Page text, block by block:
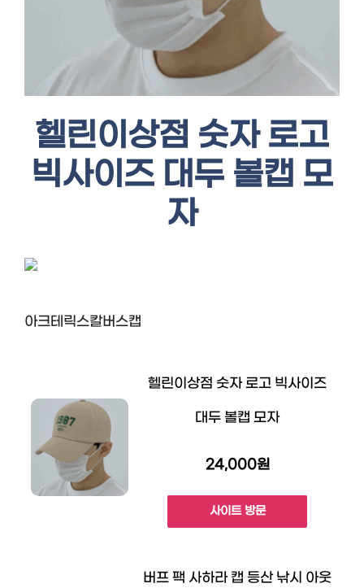
헬린이상점 숫자 로고
빅사이즈 대두 볼캡 모
자
아크테릭스칼버스캡
헬린이상점 숫자 로고 빅사이즈
대두 볼캡 모자
24,000원
사이트 방문
버프 팩 사하라 캡 등산 낚시 아웃